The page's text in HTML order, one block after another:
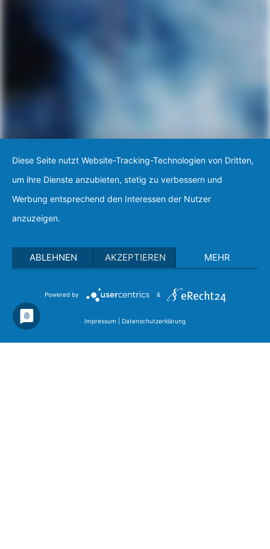
Diese Seite nutzt Website-Tracking-Technologien von Dritten,
um ihre Dienste anzubieten, stetig zu verbessern und
Werbung entsprechend den Interessen der Nutzer
anzuzeigen.
ABLEHNEN AKZEPTIEREN MEHR
Powered by &
Impressum Datenschutzerklärung